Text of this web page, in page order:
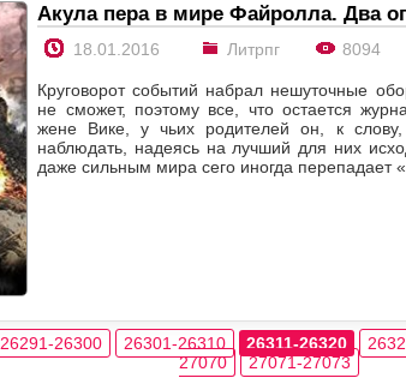
Акула пера в мире Файролла. Два
18.01.2016 Литрпг 8094
Круговорот событий набрал нешуточные
не сможет, поэтому все, что остается
жене Вике, у чьих родителей он, к
наблюдать, надеясь на лучший для них
даже сильным мира сего иногда перепадает
26291-26300 26301-26310 26311-26320
27070
27071-27073